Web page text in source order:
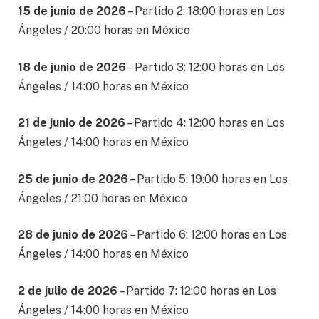
15 de junio de 2026 – Partido 2: 18:00 horas en Los
Ángeles / 20:00 horas en México
18 de junio de 2026 – Partido 3: 12:00 horas en Los
Ángeles / 14:00 horas en México
21 de junio de 2026 – Partido 4: 12:00 horas en Los
Ángeles / 14:00 horas en México
25 de junio de 2026 – Partido 5: 19:00 horas en Los
Ángeles / 21:00 horas en México
28 de junio de 2026 – Partido 6: 12:00 horas en Los
Ángeles / 14:00 horas en México
2 de julio de 2026 – Partido 7: 12:00 horas en Los
Ángeles / 14:00 horas en México